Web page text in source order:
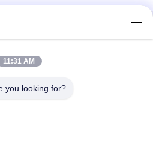
Edificio A, Sala #607,
11:31 AM
you looking for?